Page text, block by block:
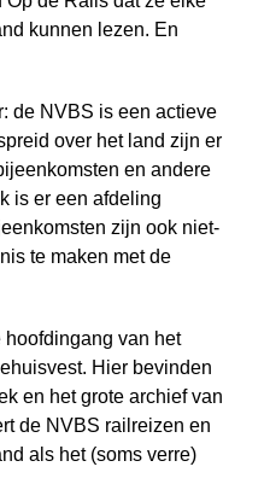
kunnen lezen. En
de NVBS is een actieve
over het land zijn er
en andere
is er een afdeling
zijn ook niet-
te maken met de
hoofd­ingang van het
Hier bevinden
en het grote archief van
de NVBS rail­reizen en
als het (soms verre)